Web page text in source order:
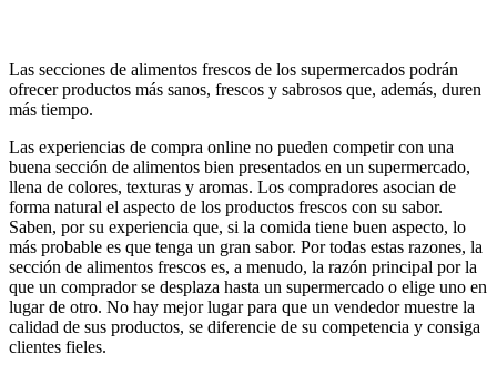
Las secciones de alimentos frescos de los supermercados podrán
ofrecer productos más sanos, frescos y sabrosos que, además, duren
más tiempo.
Las experiencias de compra online no pueden competir con una
buena sección de alimentos bien presentados en un supermercado,
llena de colores, texturas y aromas. Los compradores asocian de
forma natural el aspecto de los productos frescos con su sabor.
Saben, por su experiencia que, si la comida tiene buen aspecto, lo
más probable es que tenga un gran sabor. Por todas estas razones, la
sección de alimentos frescos es, a menudo, la razón principal por la
que un comprador se desplaza hasta un supermercado o elige uno en
lugar de otro. No hay mejor lugar para que un vendedor muestre la
calidad de sus productos, se diferencie de su competencia y consiga
clientes fieles.